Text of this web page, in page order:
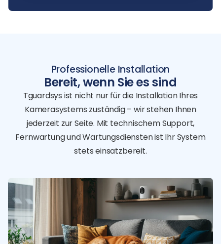
Professionelle Installation
Bereit, wenn Sie es sind
Tguardsys ist nicht nur für die Installation Ihres
Kamerasystems zuständig – wir stehen Ihnen
jederzeit zur Seite. Mit technischem Support,
Fernwartung und Wartungsdiensten ist Ihr System
stets einsatzbereit.